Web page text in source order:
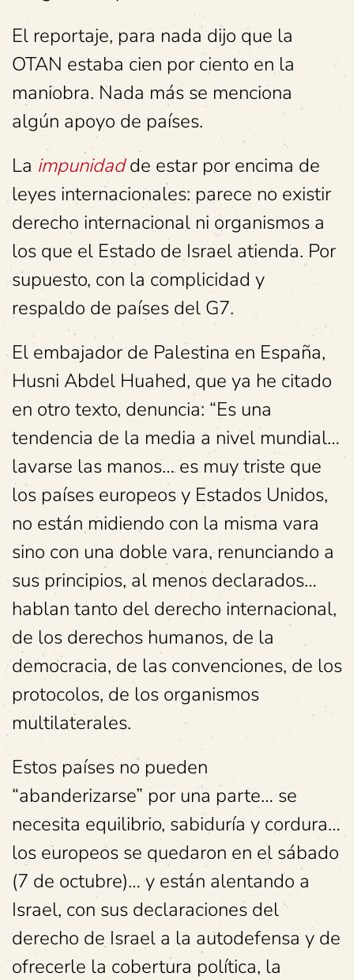
El reportaje, para nada dijo que la
OTAN estaba cien por ciento en la
maniobra. Nada más se menciona
algún apoyo de países.
La impunidadde estar por encima de
leyes internacionales: parece no existir
derecho internacional ni organismos a
los que el Estado de Israel atienda. Por
supuesto, con la complicidad y
respaldo de países del G7.
El embajador de Palestina en España,
Husni Abdel Huahed, que ya he citado
en otro texto, denuncia: “Es una
tendencia de la media a nivel mundial…
lavarse las manos… es muy triste que
los países europeos y Estados Unidos,
no están midiendo con la misma vara
sino con una doble vara, renunciando a
sus principios, al menos declarados…
hablan tanto del derecho internacional,
de los derechos humanos, de la
democracia, de las convenciones, de los
protocolos, de los organismos
multilaterales.
Estos países no pueden
“abanderizarse” por una parte… se
necesita equilibrio, sabiduría y cordura…
los europeos se quedaron en el sábado
(7 de octubre)… y están alentando a
Israel, con sus declaraciones del
derecho de Israel a la autodefensa y de
ofrecerle la cobertura política, la